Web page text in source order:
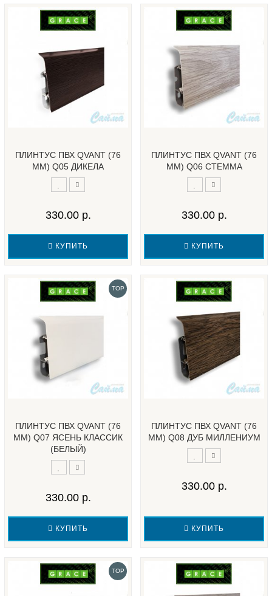
ПЛИНТУС ПВХ QVANT (76
ММ) Q05 ДИКЕЛА
330.00 р.
КУПИТЬ
ПЛИНТУС ПВХ QVANT (76
ММ) Q06 СТЕММА
330.00 р.
КУПИТЬ
TOP
ПЛИНТУС ПВХ QVANT (76
ММ) Q07 ЯСЕНЬ КЛАССИК
(БЕЛЫЙ)
330.00 р.
КУПИТЬ
ПЛИНТУС ПВХ QVANT (76
ММ) Q08 ДУБ МИЛЛЕНИУМ
330.00 р.
КУПИТЬ
TOP